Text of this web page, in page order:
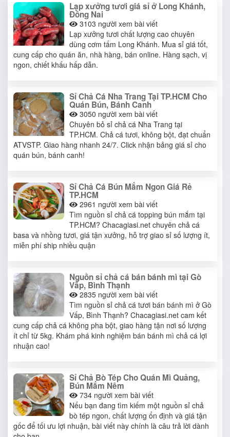
Lạp xưởng tươi giá sỉ ở Long Khánh,
Đồng Nai
3103 người xem bài viết
Lạp xưởng tươi chất lượng cao chuyên
dùng cơm tấm Long Khánh. Mua sỉ giá tốt,
cung cấp cho quán ăn, nhà hàng, bán online. Hàng sạch, vị
ngon, chiết khấu hấp dẫn.
Sỉ Chả Cá Nha Trang Tại TP.HCM Cho
Quán Bún, Bánh Canh
3050 người xem bài viết
Chuyên bỏ sỉ chả cá Nha Trang tại
TP.HCM. Chả cá tươi, không bột, đạt chuẩn
ATVSTP. Giao hàng nhanh 24/7. Click nhận bảng giá sỉ cho
quán bún, bánh canh!
Sỉ Chả Cá Bún Mắm Ngon Giá Rẻ
TP.HCM
2961 người xem bài viết
Tìm nguồn sỉ chả cá topping bún mắm tại
TP.HCM? Chacagiasi.net chuyên chả cá
basa và nhồng tươi, giá tận xưởng, hỗ trợ giao sỉ số lượng ít,
miễn phí ship nhiều quận
Nguồn sỉ chả cá bán bánh mì tại Gò
Vấp, Bình Thạnh
2835 người xem bài viết
Tìm nguồn sỉ chả cá tươi bán bánh mì ở Gò
Vấp, Bình Thạnh? Chacagiasi.net cam kết
cung cấp chả cá không pha bột, giao hàng tận nơi số lượng
ít chỉ từ 5kg. Khám phá kinh nghiệm bán bánh mì chả cá lợi
nhuận cao!
Sỉ Chả Bò Tép Cho Quán Mì Quảng,
Bún Mắm Nêm
734 người xem bài viết
Nếu bạn đang tìm kiếm một nguồn sỉ chả
bò tép ngon, chất lượng ổn định và giá tận
gốc để tối ưu lợi nhuận, bài viết này chính là câu trả lời dành